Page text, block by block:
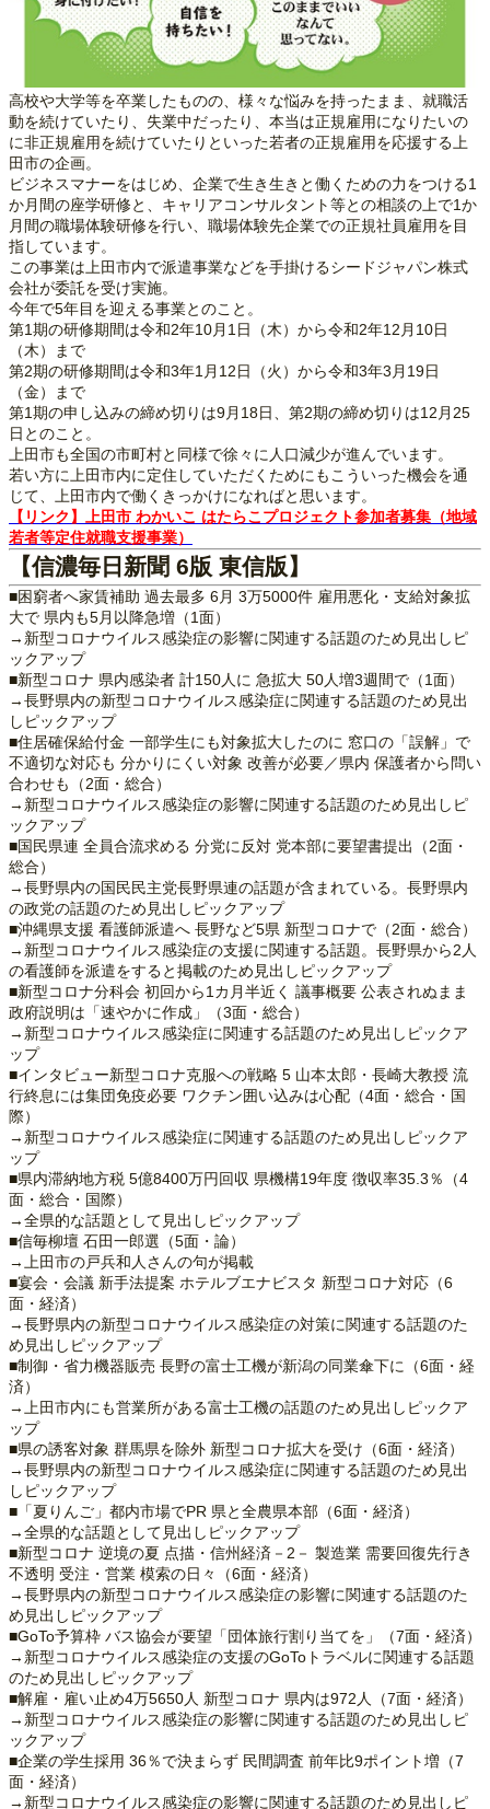
高校や大学等を卒業したものの、様々な悩みを持ったまま、就職活
動を続けていたり、失業中だったり、本当は正規雇用になりたいの
に非正規雇用を続けていたりといった若者の正規雇用を応援する上
田市の企画。
ビジネスマナーをはじめ、企業で生き生きと働くための力をつける1
か月間の座学研修と、キャリアコンサルタント等との相談の上で1か
月間の職場体験研修を行い、職場体験先企業での正規社員雇用を目
指しています。
この事業は上田市内で派遣事業などを手掛けるシードジャパン株式
会社が委託を受け実施。
今年で5年目を迎える事業とのこと。
第1期の研修期間は令和2年10月1日（木）から令和2年12月10日
（木）まで
第2期の研修期間は令和3年1月12日（火）から令和3年3月19日
（金）まで
第1期の申し込みの締め切りは9月18日、第2期の締め切りは12月25
日とのこと。
上田市も全国の市町村と同様で徐々に人口減少が進んでいます。
若い方に上田市内に定住していただくためにもこういった機会を通
じて、上田市内で働くきっかけになればと思います。
【リンク】上田市 わかいこ はたらこプロジェクト参加者募集（地域
若者等定住就職支援事業）
【信濃毎日新聞 6版 東信版】
■困窮者へ家賃補助 過去最多 6月 3万5000件 雇用悪化・支給対象拡
大で 県内も5月以降急増（1面）
→新型コロナウイルス感染症の影響に関連する話題のため見出しピ
ックアップ
■新型コロナ 県内感染者 計150人に 急拡大 50人増3週間で（1面）
→長野県内の新型コロナウイルス感染症に関連する話題のため見出
しピックアップ
■住居確保給付金 一部学生にも対象拡大したのに 窓口の「誤解」で
不適切な対応も 分かりにくい対象 改善が必要／県内 保護者から問い
合わせも（2面・総合）
→新型コロナウイルス感染症の影響に関連する話題のため見出しピ
ックアップ
■国民県連 全員合流求める 分党に反対 党本部に要望書提出（2面・
総合）
→長野県内の国民民主党長野県連の話題が含まれている。長野県内
の政党の話題のため見出しピックアップ
■沖縄県支援 看護師派遣へ 長野など5県 新型コロナで（2面・総合）
→新型コロナウイルス感染症の支援に関連する話題。長野県から2人
の看護師を派遣をすると掲載のため見出しピックアップ
■新型コロナ分科会 初回から1カ月半近く 議事概要 公表されぬまま
政府説明は「速やかに作成」（3面・総合）
→新型コロナウイルス感染症に関連する話題のため見出しピックア
ップ
■インタビュー新型コロナ克服への戦略 5 山本太郎・長崎大教授 流
行終息には集団免疫必要 ワクチン囲い込みは心配（4面・総合・国
際）
→新型コロナウイルス感染症に関連する話題のため見出しピックア
ップ
■県内滞納地方税 5億8400万円回収 県機構19年度 徴収率35.3％（4
面・総合・国際）
→全県的な話題として見出しピックアップ
■信毎柳壇 石田一郎選（5面・論）
→上田市の戸兵和人さんの句が掲載
■宴会・会議 新手法提案 ホテルブエナビスタ 新型コロナ対応（6
面・経済）
→長野県内の新型コロナウイルス感染症の対策に関連する話題のた
め見出しピックアップ
■制御・省力機器販売 長野の富士工機が新潟の同業傘下に（6面・経
済）
→上田市内にも営業所がある富士工機の話題のため見出しピックア
ップ
■県の誘客対象 群馬県を除外 新型コロナ拡大を受け（6面・経済）
→長野県内の新型コロナウイルス感染症に関連する話題のため見出
しピックアップ
■「夏りんご」都内市場でPR 県と全農県本部（6面・経済）
→全県的な話題として見出しピックアップ
■新型コロナ 逆境の夏 点描・信州経済－2－ 製造業 需要回復先行き
不透明 受注・営業 模索の日々（6面・経済）
→長野県内の新型コロナウイルス感染症の影響に関連する話題のた
め見出しピックアップ
■GoTo予算枠 バス協会が要望「団体旅行割り当てを」（7面・経済）
→新型コロナウイルス感染症の支援のGoToトラベルに関連する話題
のため見出しピックアップ
■解雇・雇い止め4万5650人 新型コロナ 県内は972人（7面・経済）
→新型コロナウイルス感染症の影響に関連する話題のため見出しピ
ックアップ
■企業の学生採用 36％で決まらず 民間調査 前年比9ポイント増（7
面・経済）
→新型コロナウイルス感染症の影響に関連する話題のため見出しピ